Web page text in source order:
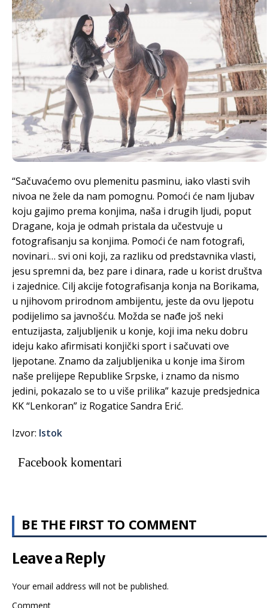
“Sačuvaćemo ovu plemenitu pasminu, iako vlasti svih
nivoa ne žele da nam pomognu. Pomoći će nam ljubav
koju gajimo prema konjima, naša i drugih ljudi, poput
Dragane, koja je odmah pristala da učestvuje u
fotografisanju sa konjima. Pomoći će nam fotografi,
novinari… svi oni koji, za razliku od predstavnika vlasti,
jesu spremni da, bez pare i dinara, rade u korist društva
i zajednice. Cilj akcije fotografisanja konja na Borikama,
u njihovom prirodnom ambijentu, jeste da ovu ljepotu
podijelimo sa javnošću. Možda se nađe još neki
entuzijasta, zaljubljenik u konje, koji ima neku dobru
ideju kako afirmisati konjički sport i sačuvati ove
ljepotane. Znamo da zaljubljenika u konje ima širom
naše prelijepe Republike Srpske, i znamo da nismo
jedini, pokazalo se to u više prilika” kazuje predsjednica
KK “Lenkoran” iz Rogatice Sandra Erić.
Izvor: Istok
Facebook komentari
BE THE FIRST TO COMMENT
Leave a Reply
Your email address will not be published.
Comment